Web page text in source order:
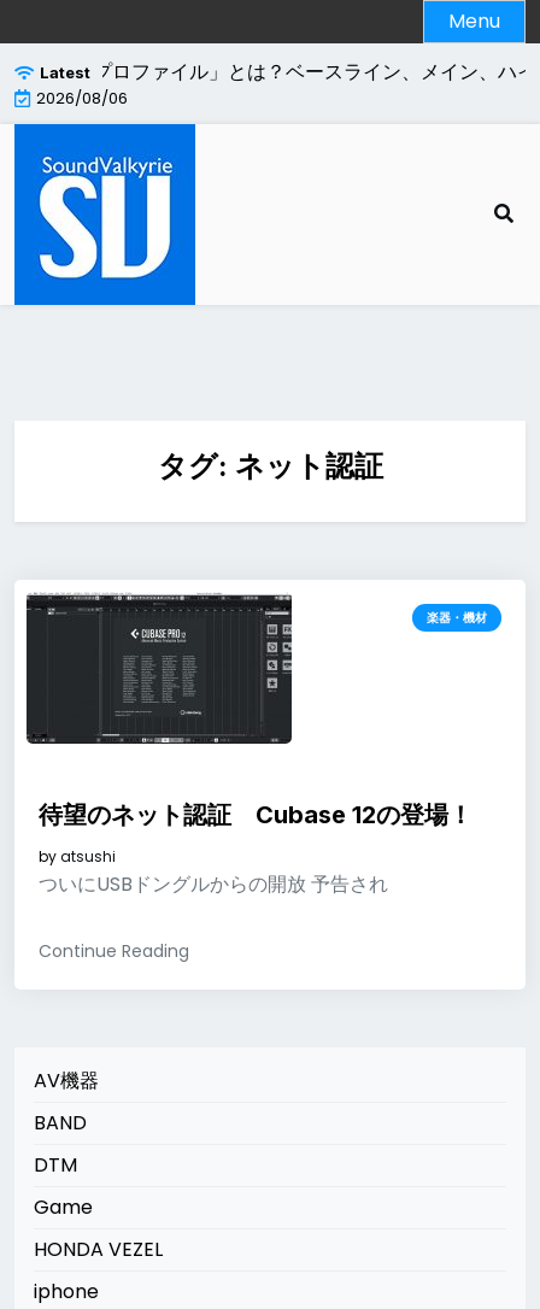
to
content
Menu
Latest
ドの「プロファイル」とは？ベースライン、メイン、ハ
2026/08/06
タグ: ネット認証
楽器・機材
待望のネット認証 Cubase 12の登場！
byatsushi
ついにUSBドングルからの開放 予告され
Continue Reading
AV機器
BAND
DTM
Game
HONDA VEZEL
iphone